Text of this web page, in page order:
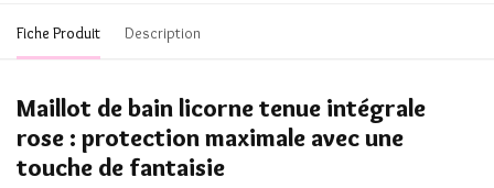
Fiche Produit Description
Maillot de bain licorne tenue intégrale
rose : protection maximale avec une
touche de fantaisie